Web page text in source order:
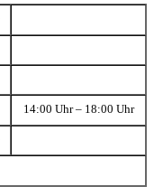
14:00 Uhr – 18:00 Uhr